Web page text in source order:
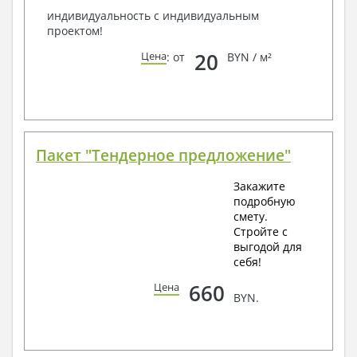
индивидуальность с индивидуальным
проектом!
Цена: от 20 BYN / м²
Пакет "Тендерное предложение"
Закажите
подробную
смету.
Стройте с
выгодой для
себя!
Цена 660 BYN.